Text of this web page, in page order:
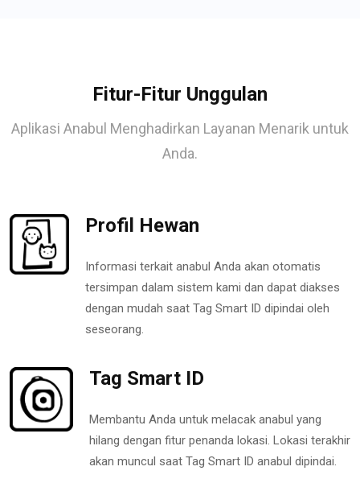
Fitur-Fitur Unggulan
Aplikasi Anabul Menghadirkan Layanan Menarik untuk
Anda.
Profil Hewan
Informasi terkait anabul Anda akan otomatis
tersimpan dalam sistem kami dan dapat diakses
dengan mudah saat Tag Smart ID dipindai oleh
seseorang.
Tag Smart ID
Membantu Anda untuk melacak anabul yang
hilang dengan fitur penanda lokasi. Lokasi terakhir
akan muncul saat Tag Smart ID anabul dipindai.